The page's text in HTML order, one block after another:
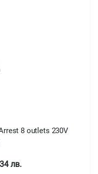
8 outlets 230V
лв.